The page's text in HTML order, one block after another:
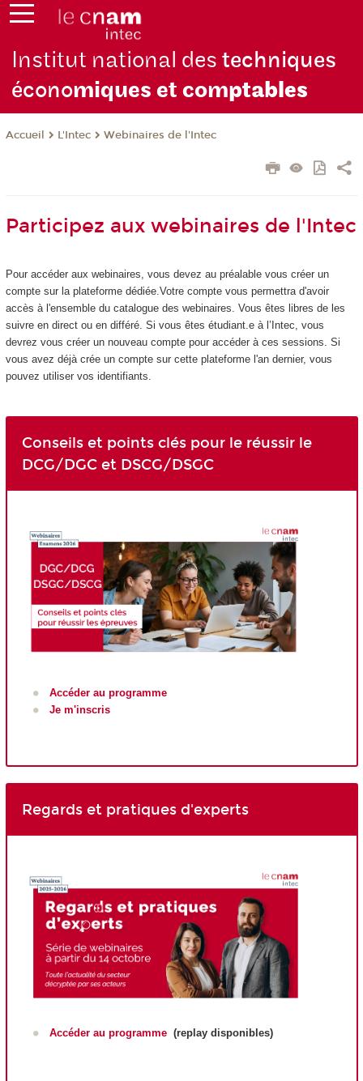
Institut national destechniques
économiques et comptables
Accueil L'Intec Webinaires de l'Intec
Participez aux webinaires de l'Intec
Pour accéder aux webinaires, vous devez au préalable vous créer un
compte sur la plateforme dédiée.Votre compte vous permettra d'avoir
accès à l'ensemble du catalogue des webinaires. Vous êtes libres de les
suivre en direct ou en différé. Si vous êtes étudiant.e à l’Intec, vous
devrez vous créer un nouveau compte pour accéder à ces sessions. Si
vous avez déjà crée un compte sur cette plateforme l'an dernier, vous
pouvez utiliser vos identifiants.
Conseils et points clés pour le réussir le
DCG/DGC et DSCG/DSGC
Accéder au programme
Je m'inscris
Regards et pratiques d'experts
Accéder au programme (replay disponibles)